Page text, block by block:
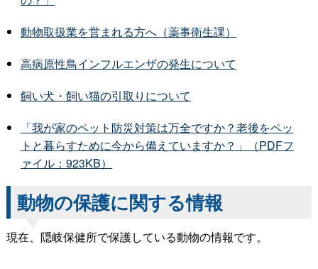
動物取扱業を営まれる方へ（薬事衛生課）
高病原性鳥インフルエンザの発生について
飼い犬・飼い猫の引取りについて
「我が家のペット防災対策は万全ですか？老後をペッ
トと暮らすために今から備えていますか？」（PDFフ
ァイル：923KB）
動物の保護に関する情報
現在、隠岐保健所で保護している動物の情報です。